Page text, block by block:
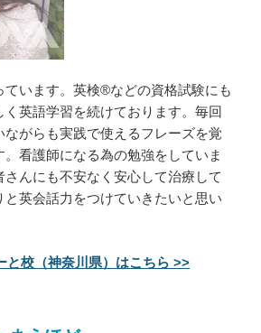
ています。英検®などの資格試験にも
英語学習を続けております。毎回
がらも実践で使えるフレーズを覚
。看護師になる為の勉強をしていま
んにも不安なく安心して治療して
英会話力をつけていきたいと思い
と校（神奈川県）はこちら >>